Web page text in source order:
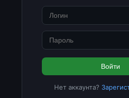
Войти
Нет аккаунта?